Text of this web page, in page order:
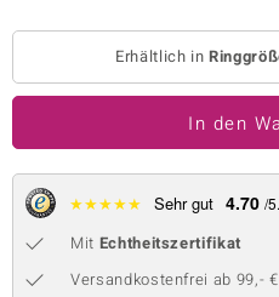
Collection
Erhältlich in
In den
★★★★★ Sehr gut 4.70 /
Mit Echtheitszertifikat
Versandkostenfrei ab 99,- €